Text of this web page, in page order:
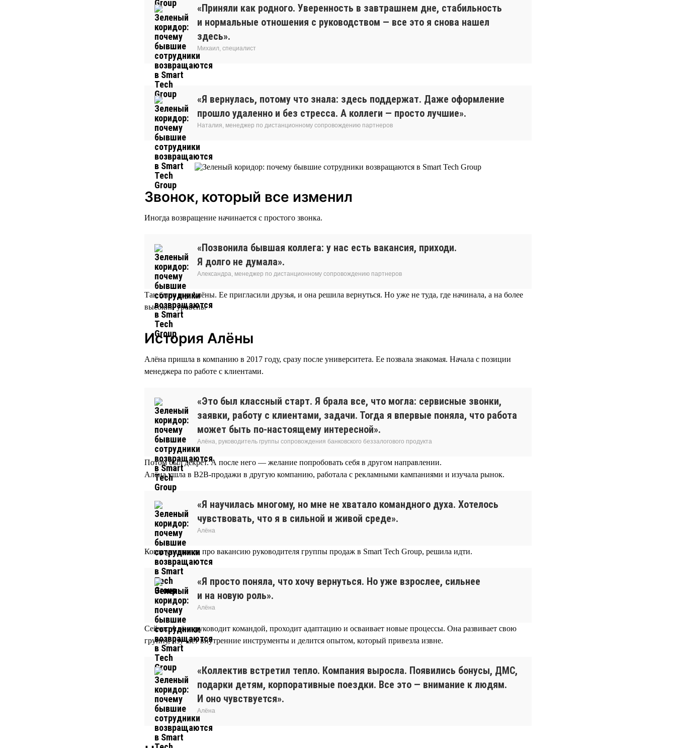
«Приняли как родного. Уверенность в завтрашнем дне, стабильность
и нормальные отношения с руководством — все это я снова нашел
здесь».
Михаил, специалист
«Я вернулась, потому что знала: здесь поддержат. Даже оформление
прошло удаленно и без стресса. А коллеги — просто лучшие».
Наталия, менеджер по дистанционному сопровождению партнеров
Звонок, который все изменил
Иногда возвращение начинается с простого звонка.
«Позвонила бывшая коллега: у нас есть вакансия, приходи.
Я долго не думала».
Александра, менеджер по дистанционному сопровождению партнеров
Так было и у Алёны. Ее пригласили друзья, и она решила вернуться. Но уже не туда, где начинала, а на более
высокий уровень.
История Алёны
Алёна пришла в компанию в 2017 году, сразу после университета. Ее позвала знакомая. Начала с позиции
менеджера по работе с клиентами.
«Это был классный старт. Я брала все, что могла: сервисные звонки,
заявки, работу с клиентами, задачи. Тогда я впервые поняла, что работа
может быть по-настоящему интересной».
Алёна, руководитель группы сопровождения банковского беззалогового продукта
Потом был декрет. А после него — желание попробовать себя в другом направлении.
Алёна ушла в B2B-продажи в другую компанию, работала с рекламными кампаниями и изучала рынок.
«Я научилась многому, но мне не хватало командного духа. Хотелось
чувствовать, что я в сильной и живой среде».
Алёна
Когда услышала про вакансию руководителя группы продаж в Smart Tech Group, решила идти.
«Я просто поняла, что хочу вернуться. Но уже взрослее, сильнее
и на новую роль».
Алёна
Сейчас Алёна руководит командой, проходит адаптацию и осваивает новые процессы. Она развивает свою
группу, изучает внутренние инструменты и делится опытом, который привезла извне.
«Коллектив встретил тепло. Компания выросла. Появились бонусы, ДМС,
подарки детям, корпоративные поездки. Все это — внимание к людям.
И оно чувствуется».
Алёна